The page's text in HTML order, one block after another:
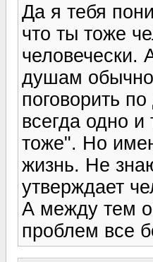
Да я тебя
что ты тоже
человечески.
душам обычно
поговорить
всегда одно и
тоже". Но
жизнь. Не
утверждает
А между тем
проблем все